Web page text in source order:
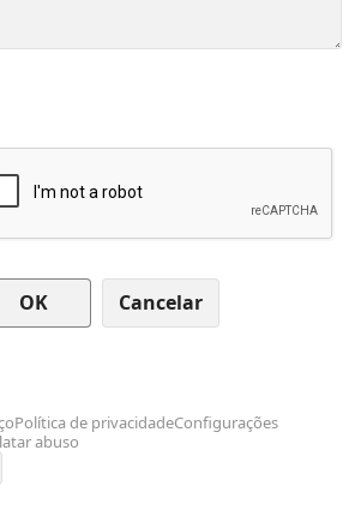
Cancelar
Política de privacidadeConfigurações
abuso